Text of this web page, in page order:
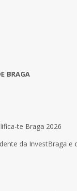
BRAGA
te Braga 2026
da InvestBraga e